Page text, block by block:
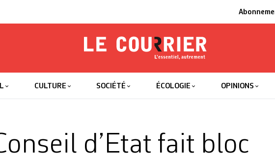
Le Courrier
CULTURE SOCIÉTÉ ÉCOLOGIE OPINIONS
d’Etat fait bloc